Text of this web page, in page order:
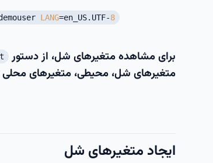
LANG=en_US.UTF-8
برای مشاهده متغیرهای شل، از دستور
متغیرهای شل، محیطی، متغیرهای
ایجاد متغیرهای شل